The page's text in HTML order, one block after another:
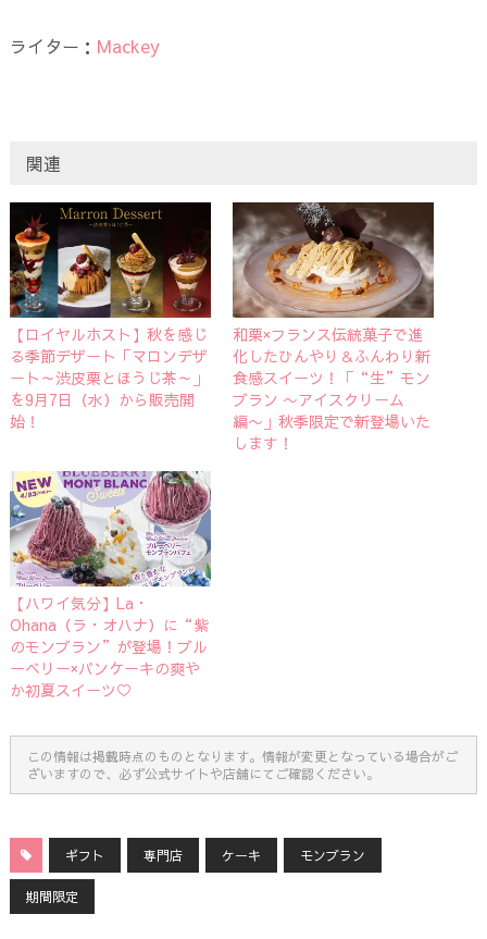
ライター： Mackey
関連
【ロイヤルホスト】秋を感じ
る季節デザート「マロンデザ
ート～渋皮栗とほうじ茶～」
を9月7日（水）から販売開
始！
和栗×フランス伝統菓子で進
化したひんやり＆ふんわり新
食感スイーツ！「“生”モン
ブラン 〜アイスクリーム
編〜」秋季限定で新登場いた
します！
【ハワイ気分】La・
Ohana（ラ・オハナ）に“紫
のモンブラン”が登場！ブル
ーベリー×パンケーキの爽や
か初夏スイーツ♡
この情報は掲載時点のものとなります。情報が変更となっている場合がご
ざいますので、必ず公式サイトや店舗にてご確認ください。
ギフト 専門店 ケーキ モンブラン
期間限定